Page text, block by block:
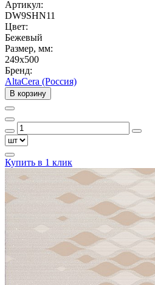
Артикул:
DW9SHN11
Цвет:
Бежевый
Размер, мм:
249x500
Бренд:
AltaCera (Россия)
В корзину
Купить в 1 клик